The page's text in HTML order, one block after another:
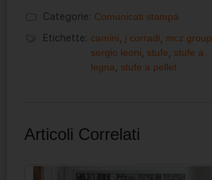
Categorie: Comunicati stampa
Etichette: camini j corradi mcz group
sergio leoni
stufe
stufe a
legna
stufe a pellet
Articoli Correlati